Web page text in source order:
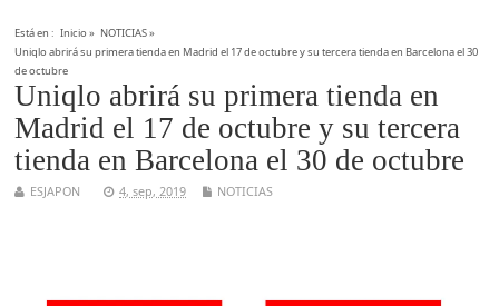
Está en : Inicio» NOTICIAS»
Uniqlo abrirá su primera tienda en Madrid el 17 de octubre y su tercera tienda en Barcelona el 30
de octubre
Uniqlo abrirá su primera tienda en
Madrid el 17 de octubre y su tercera
tienda en Barcelona el 30 de octubre
ESJAPON 4, sep, 2019 NOTICIAS